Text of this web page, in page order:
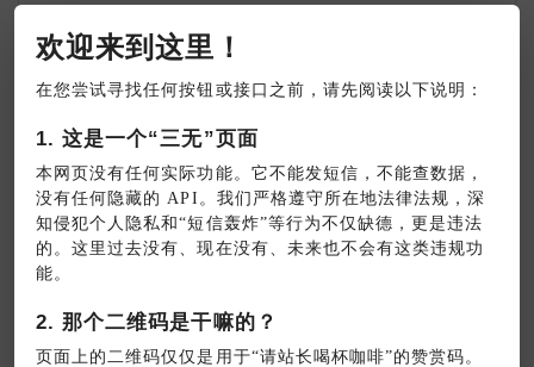
欢迎来到这里！
在您尝试寻找任何按钮或接口之前，请先阅读以下说明：
1. 这是一个“三无”页面
本网页没有任何实际功能。它不能发短信，不能查数据，
没有任何隐藏的 API。我们严格遵守所在地法律法规，深
知侵犯个人隐私和“短信轰炸”等行为不仅缺德，更是违法
的。这里过去没有、现在没有、未来也不会有这类违规功
能。
2. 那个二维码是干嘛的？
页面上的二维码仅仅是用于“请站长喝杯咖啡”的赞赏码。